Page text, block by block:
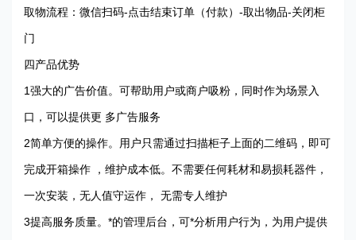
取物流程：微信扫码-点击结束订单（付款）-取出物品-关闭柜
门
四产品优势
1强大的广告价值。可帮助用户或商户吸粉，同时作为场景入
口，可以提供更 多广告服务
2简单方便的操作。用户只需通过扫描柜子上面的二维码，即可
完成开箱操作 ，维护成本低。不需要任何耗材和易损耗器件，
一次安装，无人值守运作， 无需专人维护
3提高服务质量。*的管理后台，可*分析用户行为，为用户提供